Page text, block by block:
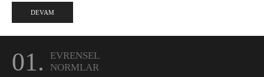
DEVAM
01.
EVRENSEL
NORMLAR